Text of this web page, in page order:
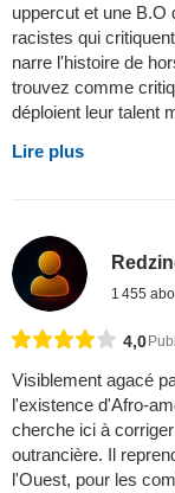
uppercut et une B.O
racistes qui
narre l'histoire de
trouvez comme
déploient leur talent
Lire plus
1 455
4,0
Visiblement agacé
l'existence d'Afro-
cherche ici à
outrancière. Il
l'Ouest, pour les